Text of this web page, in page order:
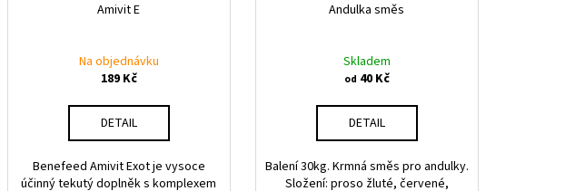
Amivit E
Na objednávku
189 Kč
DETAIL
Benefeed Amivit Exot je vysoce
účinný tekutý doplněk s komplexem
Andulka směs
Skladem
od 40 Kč
DETAIL
Balení 30kg. Krmná směs pro andulky.
Složení: proso žluté, červené,